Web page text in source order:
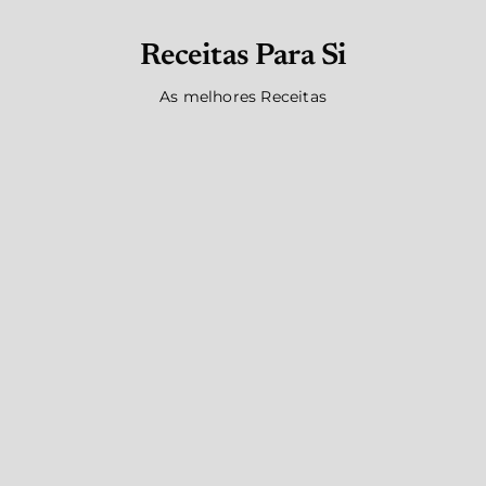
Receitas Para Si
As melhores Receitas